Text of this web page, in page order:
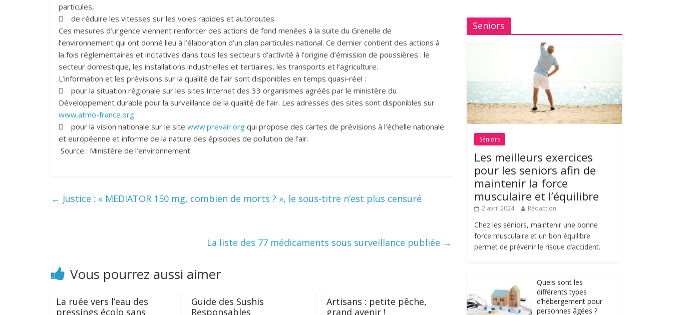
particules,
 de réduire les vitesses sur les voies rapides et autoroutes.
Ces mesures d’urgence viennent renforcer des actions de fond menées à la suite du Grenelle de
l’environnement qui ont donné lieu à l’élaboration d’un plan particules national. Ce dernier contient des actions à
la fois réglementaires et incitatives dans tous les secteurs d’activité à l’origine d’émission de poussières : le
secteur domestique, les installations industrielles et tertiaires, les transports et l’agriculture.
L’information et les prévisions sur la qualité de l’air sont disponibles en temps quasi-réel :
 pour la situation régionale sur les sites Internet des 33 organismes agréés par le ministère du
Développement durable pour la surveillance de la qualité de l’air. Les adresses des sites sont disponibles sur
www.atmo-france.org
 pour la vision nationale sur le site www.prevair.org qui propose des cartes de prévisions à l’échelle nationale
et européenne et informe de la nature des épisodes de pollution de l’air.
Source : Ministère de l’environnement
← Justice : « MEDIATOR 150 mg, combien de morts ? », le sous-titre n’est plus censuré
La liste des 77 médicaments sous surveillance publiée →
Vous pourrez aussi aimer
La ruée vers l’eau des
pressings écolo sans
Guide des Sushis
Responsables
Artisans : petite pêche,
grand avenir !
Seniors
Séniors
Les meilleurs exercices
pour les seniors afin de
maintenir la force
musculaire et l’équilibre
2 avril 2024 Rédaction
Chez les séniors, maintenir une bonne
force musculaire et un bon équilibre
permet de prévenir le risque d’accident.
Quels sont les
différents types
d’hébergement pour
personnes âgées ?